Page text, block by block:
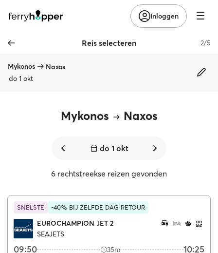
Inloggen
Reis selecteren 2/5
Mykonos
Naxos
do 1 okt
Mykonos Naxos
do 1 okt
6 rechtstreekse reizen gevonden
SNELSTE -40% BIJ ZELFDE DAG RETOUR
EUROCHAMPION JET 2
SEAJETS
09:50 35m 10:25